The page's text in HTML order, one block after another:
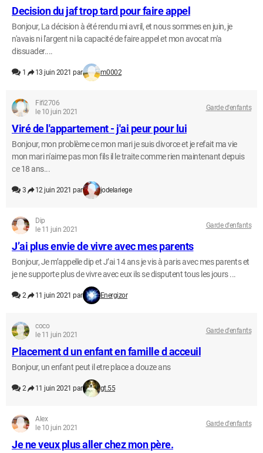
Decision du jaf trop tard pour faire appel
Bonjour, La décision à été rendu mi avril, et nous sommes en juin, je
n'avais ni l'argent ni la capacité de faire appel et mon avocat m'a
dissuader....
1 13 juin 2021 par m0002
Fifi2706
le 10 juin 2021
Garde d'enfants
Viré de l'appartement - j'ai peur pour lui
Bonjour, mon problème ce mon mari je suis divorce et je refait ma vie
mon mari n'aime pas mon fils il le traite comme rien maintenant depuis
ce 18 ans...
3 12 juin 2021 par jodelariege
Dip
le 11 juin 2021
Garde d'enfants
J’ai plus envie de vivre avec mes parents
Bonjour, Je m’appelle dip et J’ai 14 ans je vis à paris avec mes parents et
je ne supporte plus de vivre avec eux ils se disputent tous les jours ...
2 11 juin 2021 par Energizor
coco
le 11 juin 2021
Garde d'enfants
Placement d un enfant en famille d acceuil
Bonjour, un enfant peut il etre place a douze ans
2 11 juin 2021 par gt.55
Alex
le 10 juin 2021
Garde d'enfants
Je ne veux plus aller chez mon père.